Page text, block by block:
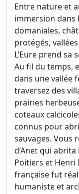
Entre nature et
immersion dans
domaniales,
protégés,
L’Eure prend sa
Au fil du temps,
dans une vallée
traversez des
prairies
coteaux
connus pour
sauvages. Vous
d’Anet qui
Poitiers et Henri
française fut
humaniste et